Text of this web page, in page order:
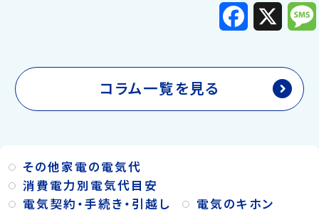
F
c
o
X
コラム一覧を見る
その他家電の電気代
消費電力別電気代目安
電気契約・手続き・引越し
電気のキホン